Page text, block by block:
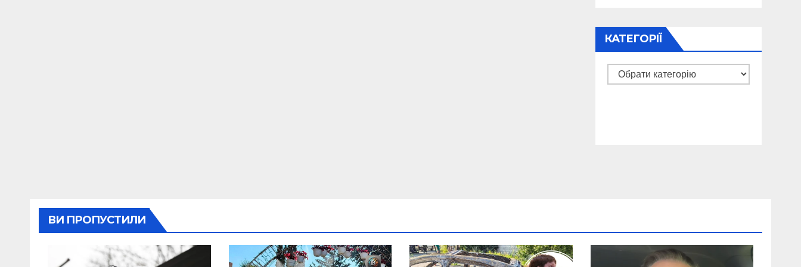
КАТЕГОРІЇ
Категорії
ВИ ПРОПУСТИЛИ